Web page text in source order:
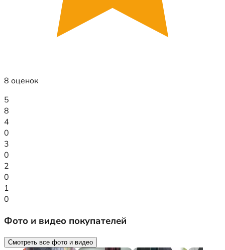
8 оценок
5
8
4
0
3
0
2
0
1
0
Фото и видео покупателей
Смотреть все фото и видео